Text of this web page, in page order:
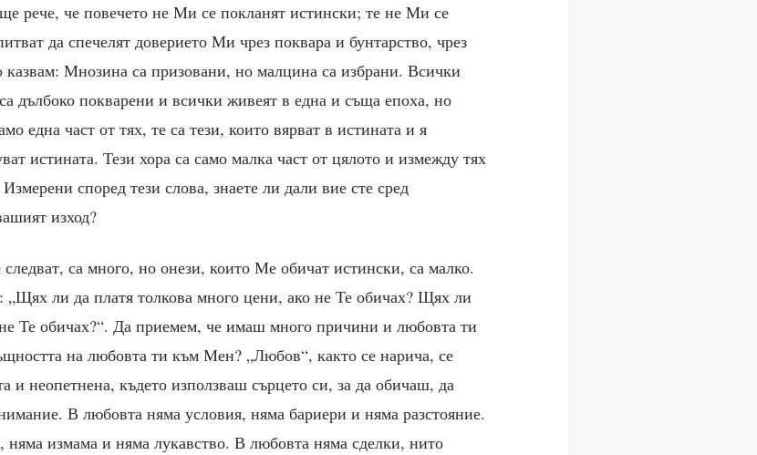
рече, че повечето не Ми се покланят истински; те не Ми се
да спечелят доверието Ми чрез поквара и бунтарство, чрез
казвам: Мнозина са призовани, но малцина са избрани. Всички
дълбоко покварени и всички живеят в една и съща епоха, но
една част от тях, те са тези, които вярват в истината и я
истината. Тези хора са само малка част от цялото и измежду тях
според тези слова, знаете ли дали вие сте сред
изход?
са много, но онези, които Ме обичат истински, са малко.
ли да платя толкова много цени, ако не Те обичах? Щях ли
Те обичах?“. Да приемем, че имаш много причини и любовта ти
на любовта ти към Мен? „Любов“, както се нарича, се
и неопетнена, където използваш сърцето си, за да обичаш, да
В любовта няма условия, няма бариери и няма разстояние.
няма измама и няма лукавство. В любовта няма сделки, нито